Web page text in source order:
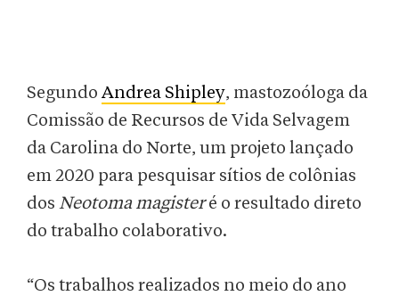
Segundo Andrea Shipley, mastozoóloga da
Comissão de Recursos de Vida Selvagem
da Carolina do Norte, um projeto lançado
em 2020 para pesquisar sítios de colônias
dos Neotoma magisteré o resultado direto
do trabalho colaborativo.
“Os trabalhos realizados no meio do ano